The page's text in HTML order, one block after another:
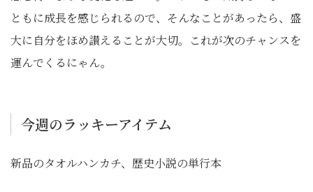
ともに成長を感じられるので、そんなことがあったら、盛
大に自分をほめ讃えることが大切。これが次のチャンスを
運んでくるにゃん。
今週のラッキーアイテム
新品のタオルハンカチ、歴史小説の単行本